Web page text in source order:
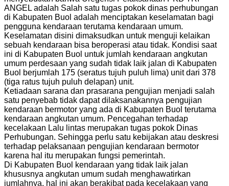
ANGEL adalah Salah satu tugas pokok dinas perhubungan
di Kabupaten Buol adalah menciptakan keselamatan bagi
pengguna kendaraan terutama kendaraan umum.
Keselamatan disini dimaksudkan untuk menguji kelaikan
sebuah kendaraan bisa beroperasi atau tidak. Kondisi saat
ini di Kabupaten Buol untuk jumlah kendaraan angkutan
umum perdesaan yang sudah tidak laik jalan di Kabupaten
Buol berjumlah 175 (seratus tujuh puluh lima) unit dari 378
(tiga ratus tujuh puluh delapan) unit.
Ketiadaan sarana dan prasarana pengujian menjadi salah
satu penyebab tidak dapat dilaksanakannya pengujian
kendaraan bermotor yang ada di Kabupaten Buol terutama
kendaraan angkutan umum. Pencegahan terhadap
kecelakaan Lalu lintas merupakan tugas pokok Dinas
Perhubungan. Sehingga perlu satu kebijakan atau deskresi
terhadap pelaksanaan pengujian kendaraan bermotor
karena hal itu merupakan fungsi pemerintah.
Di Kabupaten Buol kendaraan yang tidak laik jalan
khususnya angkutan umum sudah menghawatirkan
jumlahnya, hal ini akan berakibat pada kecelakaan yang